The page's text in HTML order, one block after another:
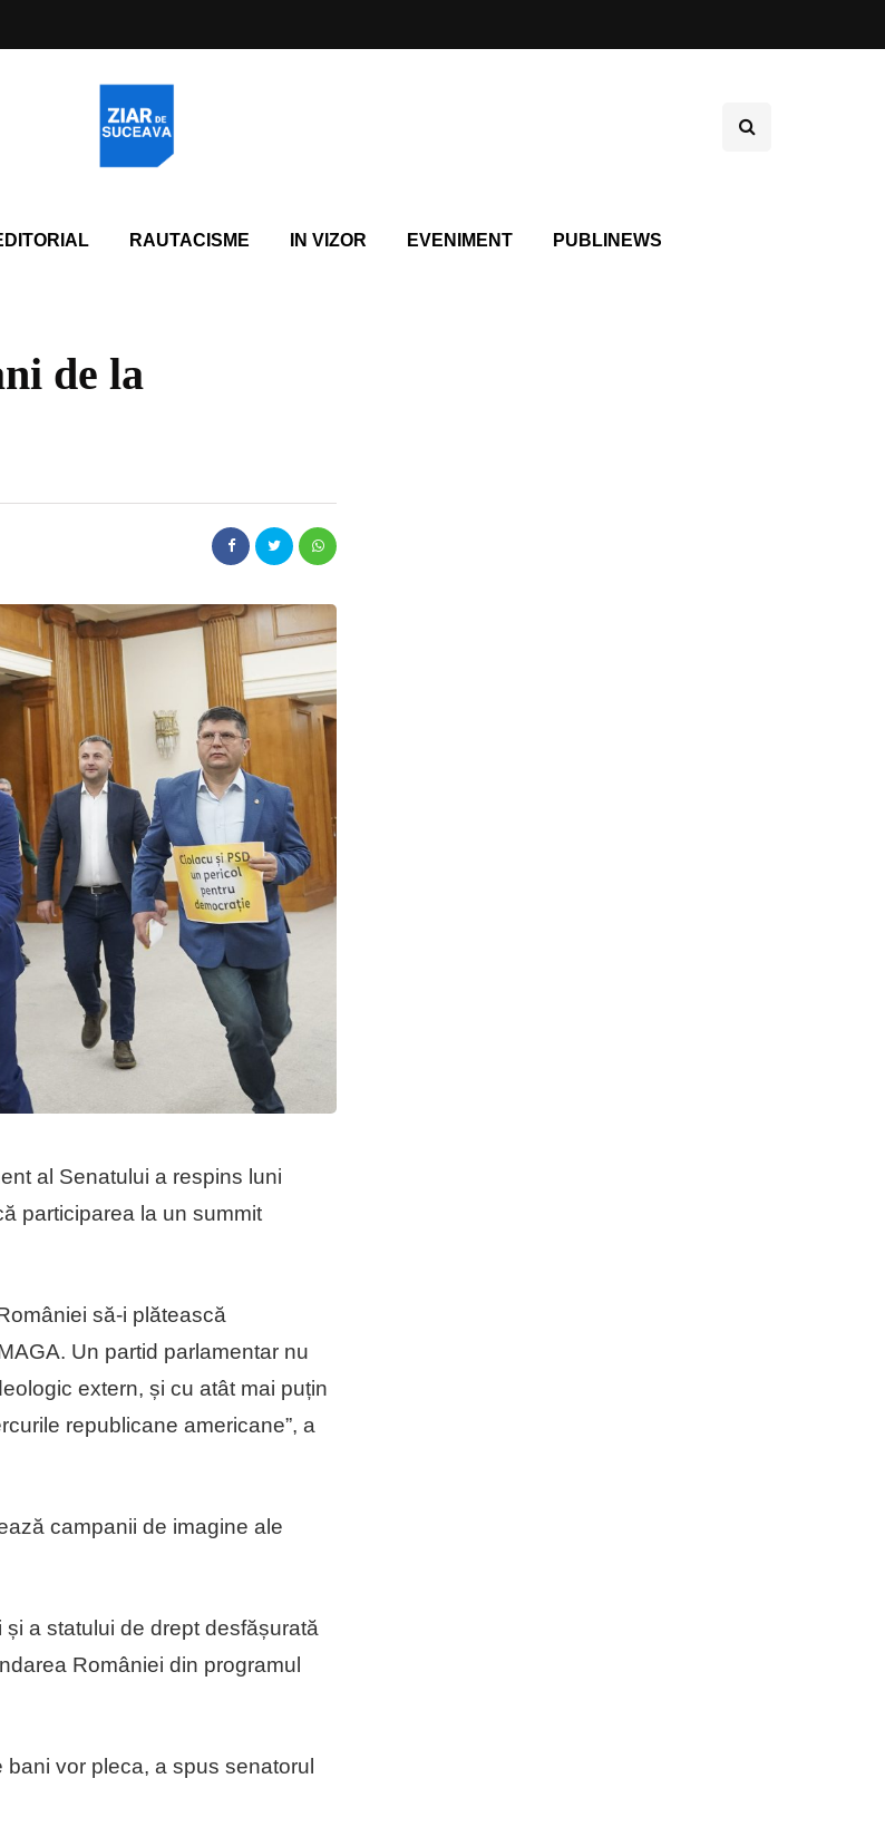
RAUTACISME IN VIZOR EVENIMENT PUBLINEWS
de la
al Senatului a respins luni
participarea la un summit
să-i plătească
Un partid parlamentar nu
extern, și cu atât mai puțin
republicane americane”, a
campanii de imagine ale
a statului de drept desfășurată
României din programul
vor pleca, a spus senatorul